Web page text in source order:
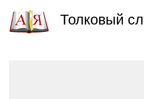
Толковый